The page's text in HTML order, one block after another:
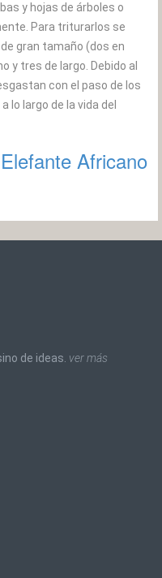
y hojas de árboles o
Para triturarlos se
gran tamaño (dos en
y tres de largo. Debido al
con el paso de los
lo largo de la vida del
Africano
de ideas. ver más